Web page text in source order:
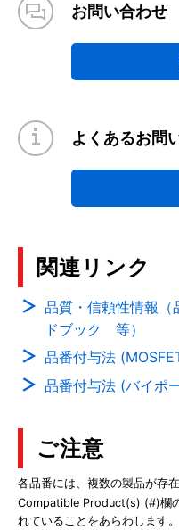
お問い合わせ
よくあるお問
関連リンク
品質・信頼性情報（
ドブック 等）
品番付与法
品番付与法 (バイポ
ご注意
各品番には、複数の製品が存
Compatible Product(s) (#)欄
れていることをあらわします。